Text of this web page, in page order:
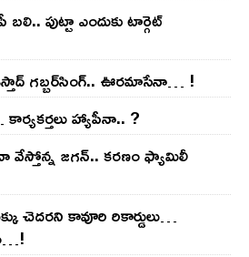
బలి.. పుట్టా ఎందుకు టార్గెట్
గ‌బ్బ‌ర్‌సింగ్‌.. ఊర‌మాసేనా… !
హ్యాపీనా.. ?
వేస్తోన్న జ‌గ‌న్‌.. క‌ర‌ణం ఫ్యామిలీ
చెద‌ర‌ని కావూరి రికార్డులు…